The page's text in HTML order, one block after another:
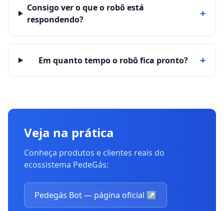
Consigo ver o que o robô está
respondendo?
+
Em quanto tempo o robô fica pronto? +
Veja na prática
Conheça produtos e clientes reais do
ecossistema PedeGás:
Pedegás Bot — página oficial ↗